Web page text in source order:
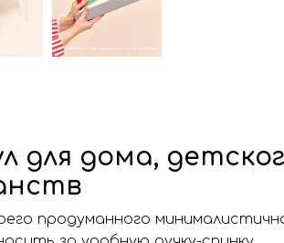
для дома,
продуманного